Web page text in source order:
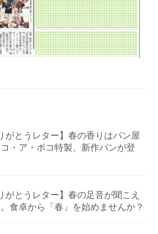
がとうレター】春の香りはパン屋
・ア・ポコ特製、新作パンが登
がとうレター】春の足音が聞こえ
食卓から「春」を始めませんか？